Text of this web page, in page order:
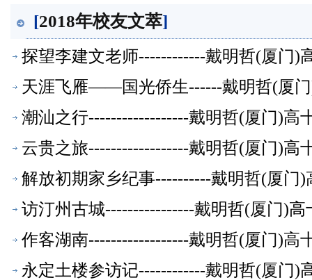
[2018年校友文萃]
探望李建文老师------------戴明哲(厦门)
天涯飞雁——国光侨生------戴明哲(厦
潮汕之行------------------戴明哲(厦门)高
云贵之旅------------------戴明哲(厦门)高
解放初期家乡纪事----------戴明哲(厦门
访汀州古城----------------戴明哲(厦门)
作客湖南------------------戴明哲(厦门)高
永定土楼参访记------------戴明哲(厦门)